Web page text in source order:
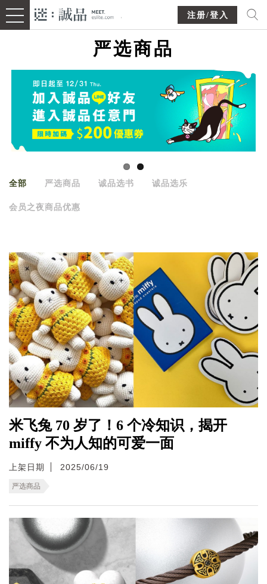
注册/登入
严选商品
全部 严选商品 诚品选书 诚品选乐
会员之夜商品优惠
米飞兔 70 岁了！6 个冷知识，揭开
miffy 不为人知的可爱一面
上架日期 2025/06/19
严选商品